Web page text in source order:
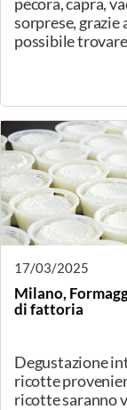
20/03/2025
Alessandria,
Whisky e
Degustazione
Club Italia